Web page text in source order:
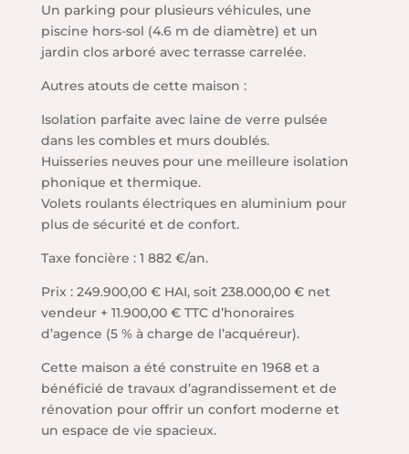
Un parking pour plusieurs véhicules, une
piscine hors-sol (4.6 m de diamètre) et un
jardin clos arboré avec terrasse carrelée.
Autres atouts de cette maison :
Isolation parfaite avec laine de verre pulsée
dans les combles et murs doublés.
Huisseries neuves pour une meilleure isolation
phonique et thermique.
Volets roulants électriques en aluminium pour
plus de sécurité et de confort.
Taxe foncière : 1 882 €/an.
Prix : 249.900,00 € HAI, soit 238.000,00 € net
vendeur + 11.900,00 € TTC d’honoraires
d’agence (5 % à charge de l’acquéreur).
Cette maison a été construite en 1968 et a
bénéficié de travaux d’agrandissement et de
rénovation pour offrir un confort moderne et
un espace de vie spacieux.